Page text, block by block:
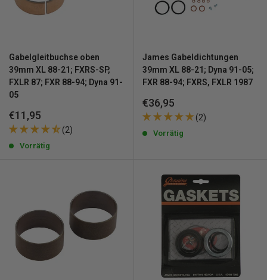
Gabelgleitbuchse oben
39mm XL 88-21; FXRS-SP,
FXLR 87; FXR 88-94; Dyna 91-
05
Sonderpreis
€11,95
(2)
Vorrätig
James Gabeldichtungen
39mm XL 88-21; Dyna 91-05;
FXR 88-94; FXRS, FXLR 1987
Sonderpreis
€36,95
(2)
Vorrätig